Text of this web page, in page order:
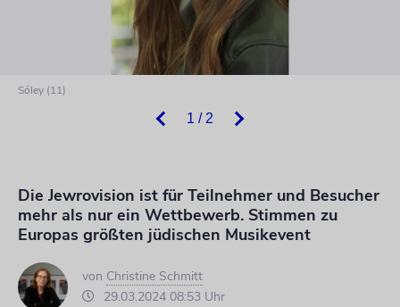
1 / 2
Sóley (11)
Die Jewrovision ist für Teilnehmer und Besucher
mehr als nur ein Wettbewerb. Stimmen zu
Europas größten jüdischen Musikevent
von Christine Schmitt
29.03.2024 08:53 Uhr